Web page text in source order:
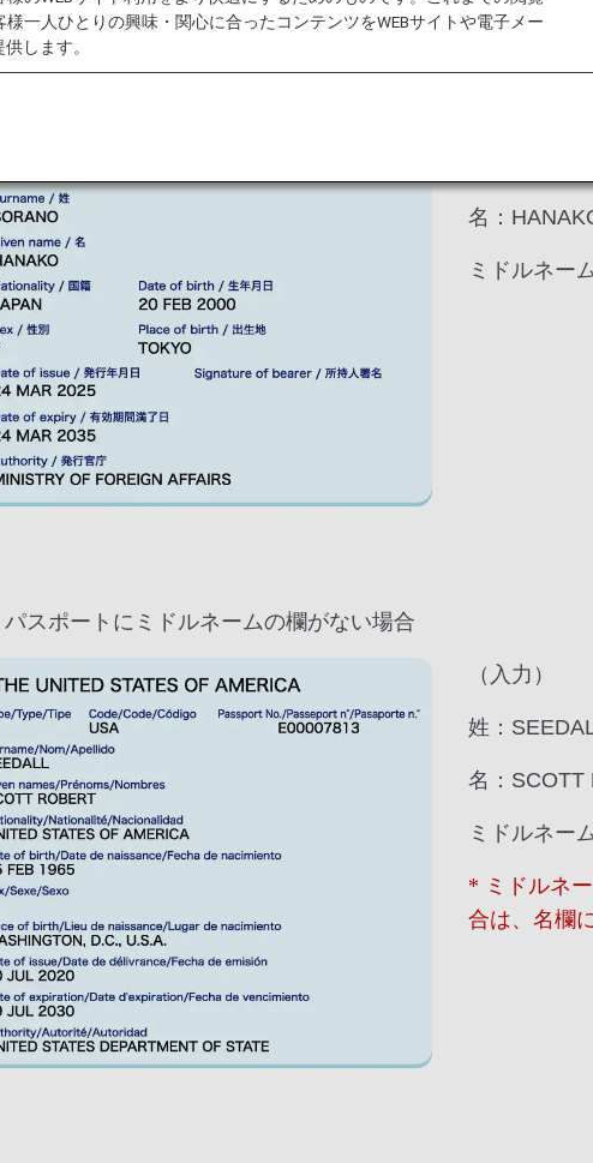
名：
ミドルネー
スポートにミドルネームの欄がない場合
（入力）
姓：
名：SCOTT
ミドルネー
* ミドルネ
合は、名欄
一人ひとりの興味・関心に合ったコンテンツをWEBサイトや電子メー
します。